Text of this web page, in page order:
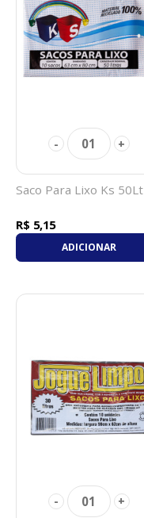
- 01 +
Saco Para Lixo Ks 50Lt
R$ 5,15
ADICIONAR
- 01 +